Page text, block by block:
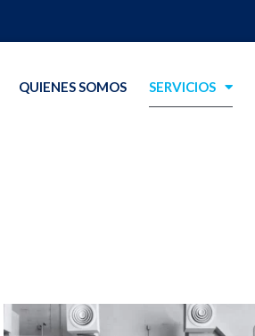
QUIENES SOMOS SERVICIOS